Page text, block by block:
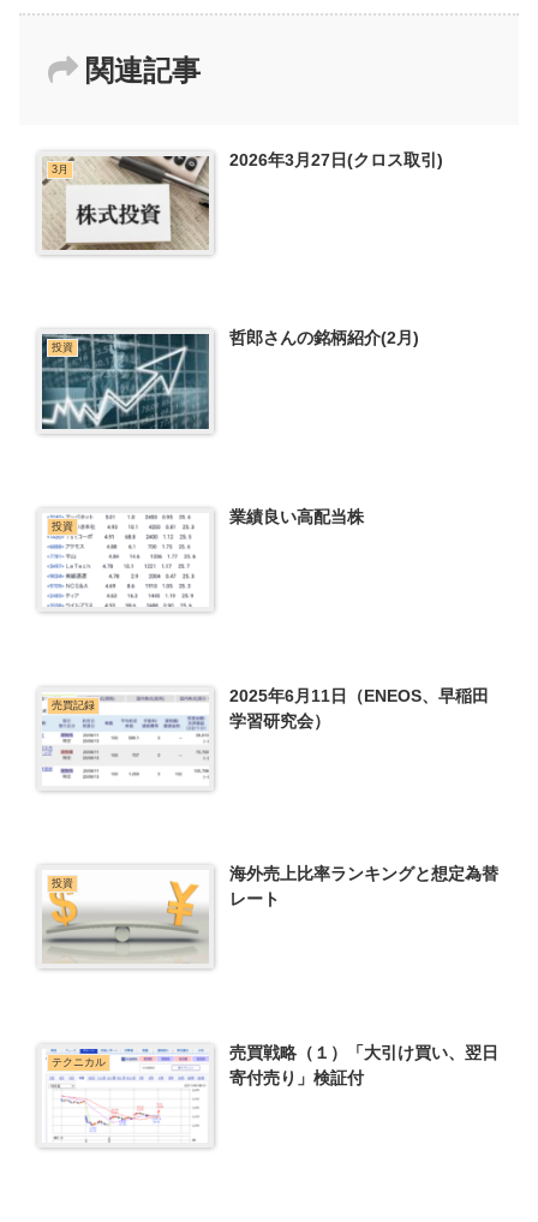
関連記事
3月 2026年3月27日(クロス取引)
投資 哲郎さんの銘柄紹介(2月)
投資 業績良い高配当株
売買記録
2025年6月11日（ENEOS、早稲田
学習研究会）
投資
海外売上比率ランキングと想定為替
レート
テクニカル
売買戦略（１）「大引け買い、翌日
寄付売り」検証付